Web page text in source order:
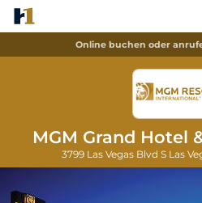
Online buchen oder
MGM Grand Hotel
3799 Las Vegas Blvd S Las